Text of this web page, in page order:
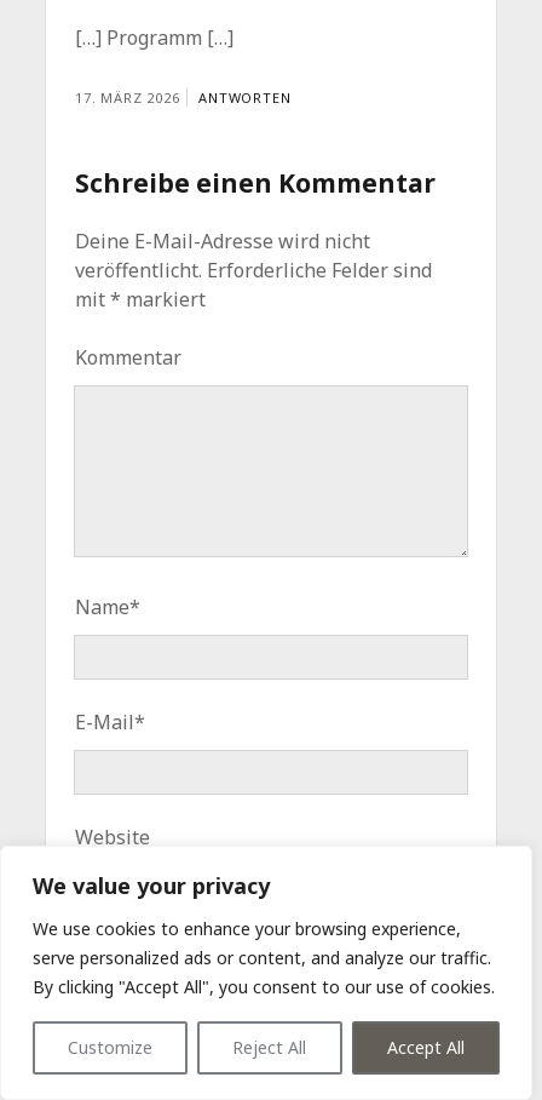
We value your privacy
We use cookies to enhance your browsing experience,
serve personalized ads or content, and analyze our traffic.
By clicking "Accept All", you consent to our use of cookies.
Customize Reject All Accept All
[…] Programm […]
17. MÄRZ 2026 ANTWORTEN
Schreibe einen Kommentar
Deine E-Mail-Adresse wird nicht
veröffentlicht. Erforderliche Felder sind
mit* markiert
Kommentar
Name*
E-Mail*
Website
Name, E-Mail-Adresse und Website in
Kommentar speichern.